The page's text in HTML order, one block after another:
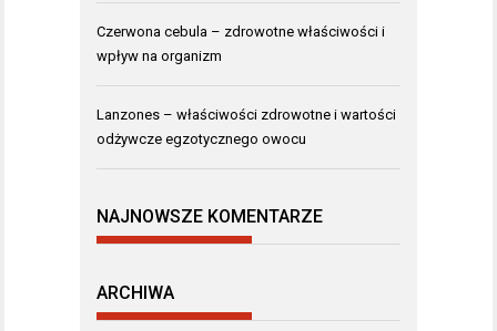
Czerwona cebula – zdrowotne właściwości i
wpływ na organizm
Lanzones – właściwości zdrowotne i wartości
odżywcze egzotycznego owocu
NAJNOWSZE KOMENTARZE
ARCHIWA